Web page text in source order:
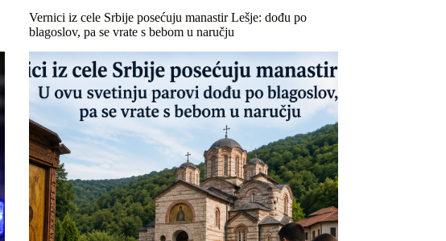
Vernici iz cele Srbije posećuju manastir Lešje: dođu po
blagoslov, pa se vrate s bebom u naručju